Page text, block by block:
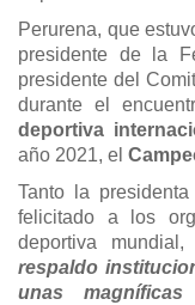
Perurena, que
presidente de la
presidente del
durante el
deportiva
año 2021, el
Tanto la
felicitado a los
deportiva mundial,
respaldo
unas